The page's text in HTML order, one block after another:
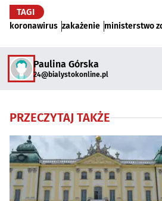
TAGI
koronawirus zakażenie ministerstwo
Paulina Górska
24@bialystokonline.pl
PRZECZYTAJ TAKŻE